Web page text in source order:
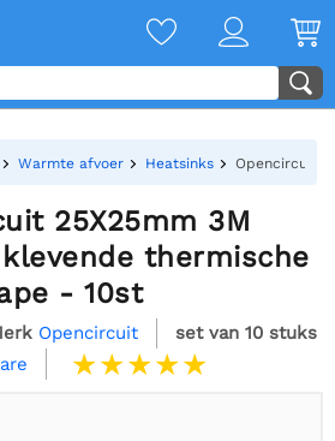
Warmte afvoer Heatsinks Opencircuit
25X25mm 3M
thermische
- 10st
Opencircuit set van 10 stuks